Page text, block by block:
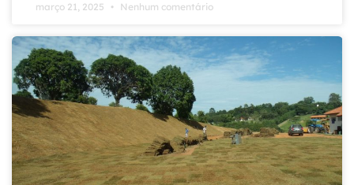
março 21, 2025 Nenhum comentário